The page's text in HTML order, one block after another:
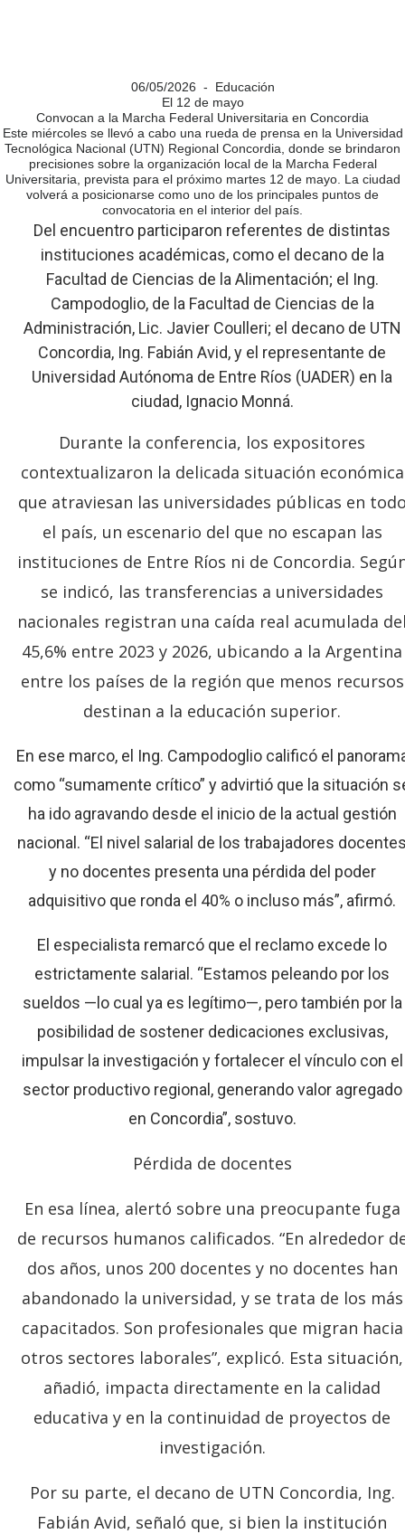
06/05/2026 - Educación
El 12 de mayo
Convocan a la Marcha Federal Universitaria en Concordia
Este miércoles se llevó a cabo una rueda de prensa en la Universidad
Tecnológica Nacional (UTN) Regional Concordia, donde se brindaron
precisiones sobre la organización local de la Marcha Federal
Universitaria, prevista para el próximo martes 12 de mayo. La ciudad
volverá a posicionarse como uno de los principales puntos de
convocatoria en el interior del país.
Del encuentro participaron referentes de distintas
instituciones académicas, como el decano de la
Facultad de Ciencias de la Alimentación; el Ing.
Campodoglio, de la Facultad de Ciencias de la
Administración, Lic. Javier Coulleri; el decano de UTN
Concordia, Ing. Fabián Avid, y el representante de
Universidad Autónoma de Entre Ríos (UADER) en la
ciudad, Ignacio Monná.
Durante la conferencia, los expositores
contextualizaron la delicada situación económica
que atraviesan las universidades públicas en
el país, un escenario del que no escapan las
instituciones de Entre Ríos ni de Concordia.
se indicó, las transferencias a universidades
nacionales registran una caída real acumulada
45,6% entre 2023 y 2026, ubicando a la Argentina
entre los países de la región que menos recursos
destinan a la educación superior.
En ese marco, el Ing. Campodoglio calificó el
como “sumamente crítico” y advirtió que la situación
ha ido agravando desde el inicio de la actual gestión
nacional. “El nivel salarial de los trabajadores
y no docentes presenta una pérdida del poder
adquisitivo que ronda el 40% o incluso más”, afirmó.
El especialista remarcó que el reclamo excede lo
estrictamente salarial. “Estamos peleando por los
sueldos —lo cual ya es legítimo—, pero también por la
posibilidad de sostener dedicaciones exclusivas,
impulsar la investigación y fortalecer el vínculo con el
sector productivo regional, generando valor agregado
en Concordia”, sostuvo.
Pérdida de docentes
En esa línea, alertó sobre una preocupante fuga
de recursos humanos calificados. “En alrededor
dos años, unos 200 docentes y no docentes han
abandonado la universidad, y se trata de los más
capacitados. Son profesionales que migran hacia
otros sectores laborales”, explicó. Esta situación,
añadió, impacta directamente en la calidad
educativa y en la continuidad de proyectos de
investigación.
Por su parte, el decano de UTN Concordia, Ing.
Fabián Avid, señaló que, si bien la institución